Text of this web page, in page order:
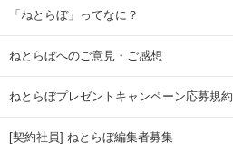
「ねとらぼ」ってなに？
ねとらぼへのご意見・ご感想
ねとらぼプレゼントキャンペーン応募規約
[契約社員] ねとらぼ編集者募集